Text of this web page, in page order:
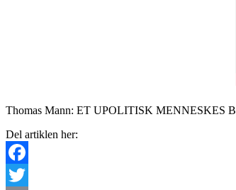
Thomas Mann: ET UPOLITISK MENNESKES
Del artiklen her:
Facebook